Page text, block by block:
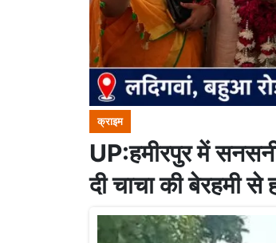
क्राइम
UP:हमीरपुर में
दी चाचा की बेरहमी से